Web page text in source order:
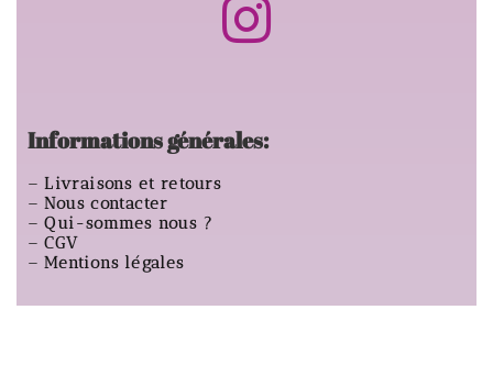
Informations générales:
–Livraisons et retours
–Nous contacter
–Qui-sommes nous ?
–CGV
–Mentions légales